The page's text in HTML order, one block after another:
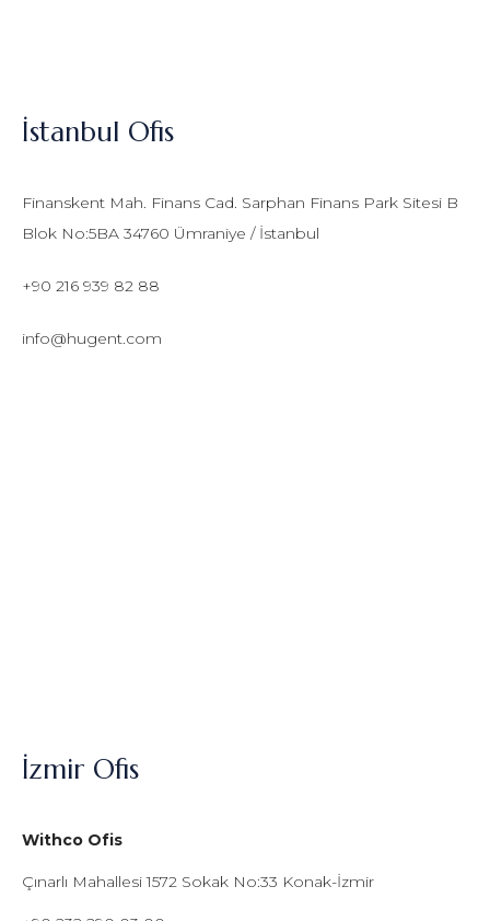
İstanbul Ofis
Finanskent Mah. Finans Cad. Sarphan Finans Park Sitesi B
Blok No:5BA 34760 Ümraniye / İstanbul
+90 216 939 82 88
info@hugent.com
İzmir Ofis
Withco Ofis
Çınarlı Mahallesi 1572 Sokak No:33 Konak-İzmir